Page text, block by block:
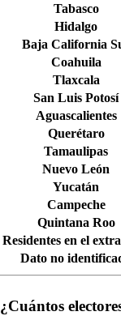
Tabasco
Hidalgo
Baja California
Coahuila
Tlaxcala
San Luis Potosí
Aguascalientes
Querétaro
Tamaulipas
Nuevo León
Yucatán
Campeche
Quintana Roo
Residentes en el
Dato no
¿Cuántos